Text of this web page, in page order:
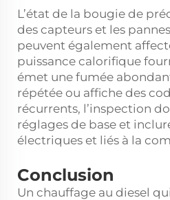
L’état de la bougie de
des capteurs et les
peuvent également
puissance calorifique
émet une fumée
répétée ou affiche des
récurrents, l’inspection
réglages de base et
électriques et liés à la
Conclusion
Un chauffage au diesel